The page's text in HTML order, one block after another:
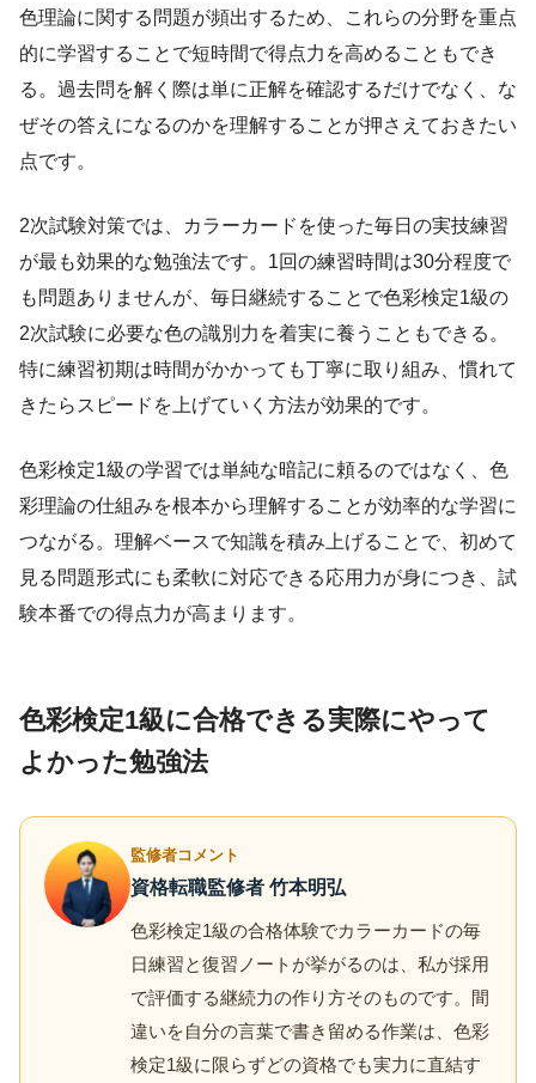
色理論に関する問題が頻出するため、これらの分野を重点
的に学習することで短時間で得点力を高めることもでき
る。過去問を解く際は単に正解を確認するだけでなく、な
ぜその答えになるのかを理解することが押さえておきたい
点です。
2次試験対策では、カラーカードを使った毎日の実技練習
が最も効果的な勉強法です。1回の練習時間は30分程度で
も問題ありませんが、毎日継続することで色彩検定1級の
2次試験に必要な色の識別力を着実に養うこともできる。
特に練習初期は時間がかかっても丁寧に取り組み、慣れて
きたらスピードを上げていく方法が効果的です。
色彩検定1級の学習では単純な暗記に頼るのではなく、色
彩理論の仕組みを根本から理解することが効率的な学習に
つながる。理解ベースで知識を積み上げることで、初めて
見る問題形式にも柔軟に対応できる応用力が身につき、試
験本番での得点力が高まります。
色彩検定1級に合格できる実際にやって
よかった勉強法
監修者コメント
資格転職監修者 竹本明弘
色彩検定1級の合格体験でカラーカードの毎
日練習と復習ノートが挙がるのは、私が採用
で評価する継続力の作り方そのものです。間
違いを自分の言葉で書き留める作業は、色彩
検定1級に限らずどの資格でも実力に直結す